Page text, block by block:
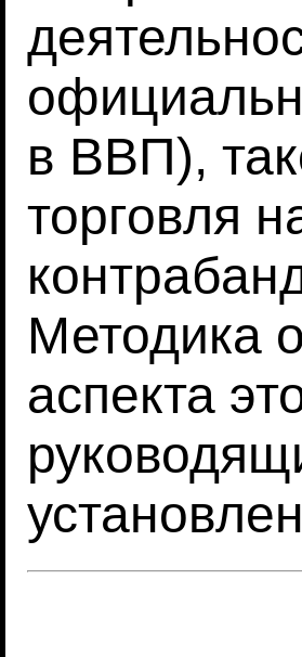
в ВВП),
торговля
Методика
аспекта